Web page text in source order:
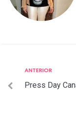
Navegação
de
Anterior
ANTERIOR
Press Day